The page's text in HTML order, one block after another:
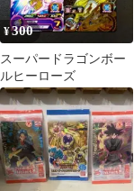
¥300
スーパードラゴンボー
ルヒーローズ